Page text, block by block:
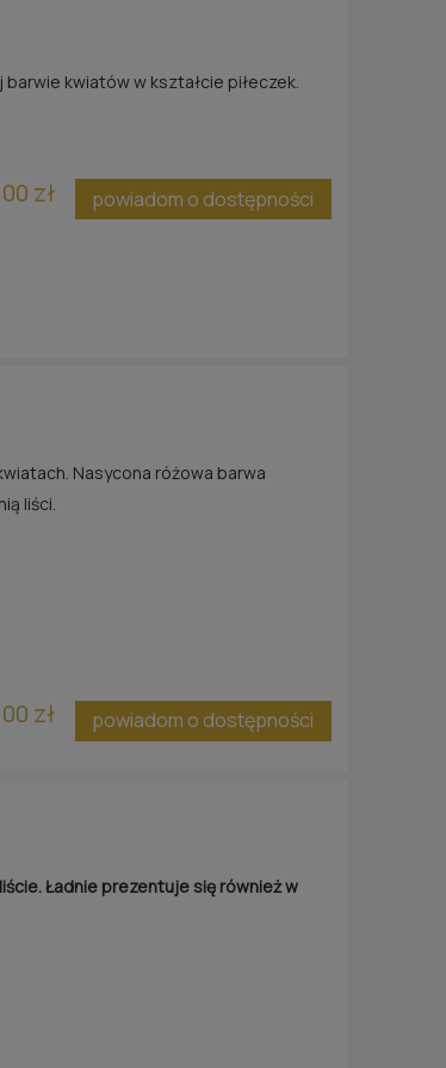
40,00 zł
kwiatów w kształcie piłeczek.
zł powiadom o dostępności
Nasycona różowa barwa
liści.
zł powiadom o dostępności
Ładnie prezentuje się również w